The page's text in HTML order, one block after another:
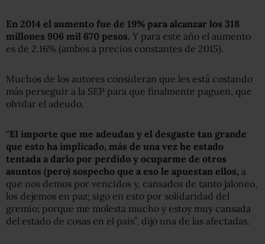
En 2014 el aumento fue de 19% para alcanzar los 318
millones 906 mil 670 pesos. Y para este año el aumento
es de 2.16% (ambos a precios constantes de 2015).
Muchos de los autores consideran que les está costando
más perseguir a la SEP para que finalmente paguen, que
olvidar el adeudo.
“El importe que me adeudan y el desgaste tan grande
que esto ha implicado, más de una vez he estado
tentada a darlo por perdido y ocuparme de otros
asuntos (pero) sospecho que a eso le apuestan ellos, a
que nos demos por vencidos y, cansados de tanto jaloneo,
los dejemos en paz; sigo en esto por solidaridad del
gremio; porque me molesta mucho y estoy muy cansada
del estado de cosas en el país”, dijo una de las afectadas.